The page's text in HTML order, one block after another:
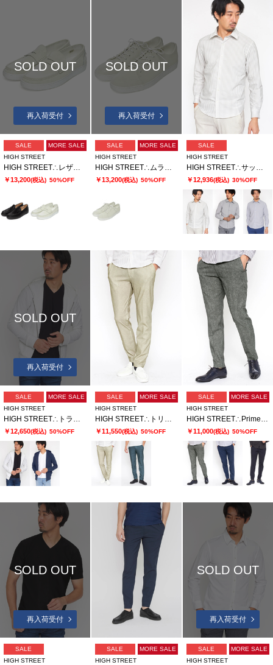
SOLD OUT
再入荷受付
SALE
MORE SALE
HIGH STREET
HIGH STREET∴レザーローファースニーカー
￥13,200(税込) 50%OFF
SOLD OUT
再入荷受付
SALE
MORE SALE
HIGH STREET
HIGH STREET∴ムラプリントドレススニーカー
￥13,200(税込) 50%OFF
SALE
HIGH STREET
HIGH STREET∴サッカーストレッチシャツ
￥12,936(税込) 30%OFF
SOLD OUT
再入荷受付
SALE
MORE SALE
HIGH STREET
HIGH STREET∴トライアングルジオメトリックブリスターZipパーカー
￥12,650(税込) 50%OFF
SALE
MORE SALE
HIGH STREET
HIGH STREET∴トリコットメッシュヘリンボンプリントイージーパンツ
￥11,550(税込) 50%OFF
SALE
MORE SALE
HIGH STREET
HIGH STREET∴Primeflex×DotAir メランジプリントイージーパンツ
￥11,000(税込) 50%OFF
SOLD OUT
再入荷受付
SALE
HIGH STREET
SALE
MORE SALE
HIGH STREET
SOLD OUT
再入荷受付
SALE
MORE SALE
HIGH STREET